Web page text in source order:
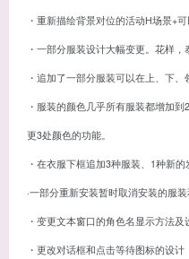
・重新描绘背景对位的活动H场景+可
・一部分服装设计大幅变更。花样
・追加了一部分服装可以在上、下、
・服装的颜色几乎所有服装都增加
更3处颜色的功能。
・在衣服下框追加3种服装、1种新的
·一部分重新安装暂时取消安装的服装
・变更文本窗口的角色名显示方法及
・更改对话框和点击等待图标的设计